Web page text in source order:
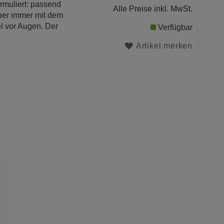
passend
immer mit dem
vor Augen. Der
Alle Preise inkl. MwSt.
Verfügbar
Artikel merken